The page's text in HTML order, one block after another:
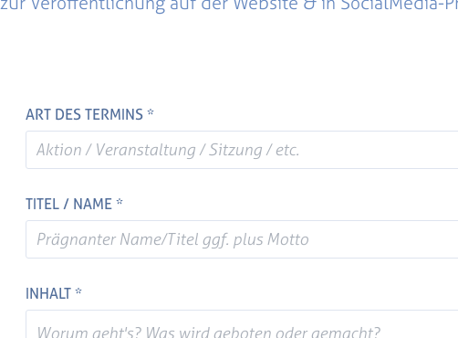
ART DES TERMINS *
TITEL / NAME *
INHALT *